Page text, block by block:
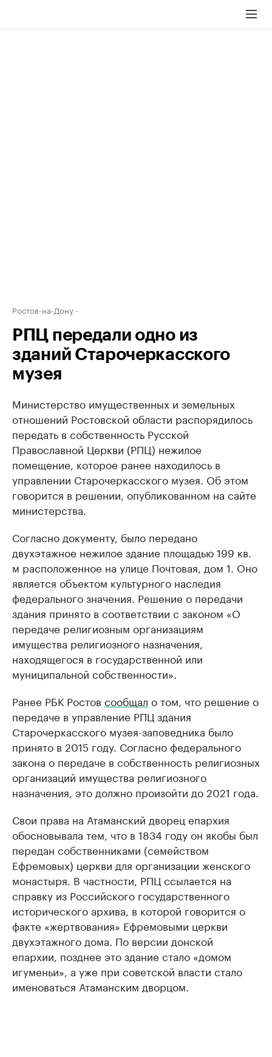
Ростов-на-Дону
РПЦ передали одно из
зданий Старочеркасского
музея
Министерство имущественных и земельных
отношений Ростовской области распорядилось
передать в собственность Русской
Православной Церкви (РПЦ) нежилое
помещение, которое ранее находилось в
управлении Старочеркасского музея. Об этом
говорится в решении, опубликованном на сайте
министерства.
Согласно документу, было передано
двухэтажное нежилое здание площадью 199 кв.
м расположенное на улице Почтовая, дом 1. Оно
является объектом культурного наследия
федерального значения. Решение о передачи
здания принято в соответствии с законом «О
передаче религиозным организациям
имущества религиозного назначения,
находящегося в государственной или
муниципальной собственности».
Ранее РБК Ростов сообщал о том, что решение о
передаче в управление РПЦ здания
Старочеркасского музея-заповедника было
принято в 2015 году. Согласно федерального
закона о передаче в собственность религиозных
организаций имущества религиозного
назначения, это должно произойти до 2021 года.
Свои права на Атаманский дворец епархия
обосновывала тем, что в 1834 году он якобы был
передан собственниками (семейством
Ефремовых) церкви для организации женского
монастыря. В частности, РПЦ ссылается на
справку из Российского государственного
исторического архива, в которой говорится о
факте «жертвования» Ефремовыми церкви
двухэтажного дома. По версии донской
епархии, позднее это здание стало «домом
игуменьи», а уже при советской власти стало
именоваться Атаманским дворцом.